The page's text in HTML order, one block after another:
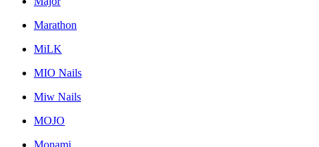
Marathon
MiLK
MIO Nails
Miw Nails
MOJO
Monami